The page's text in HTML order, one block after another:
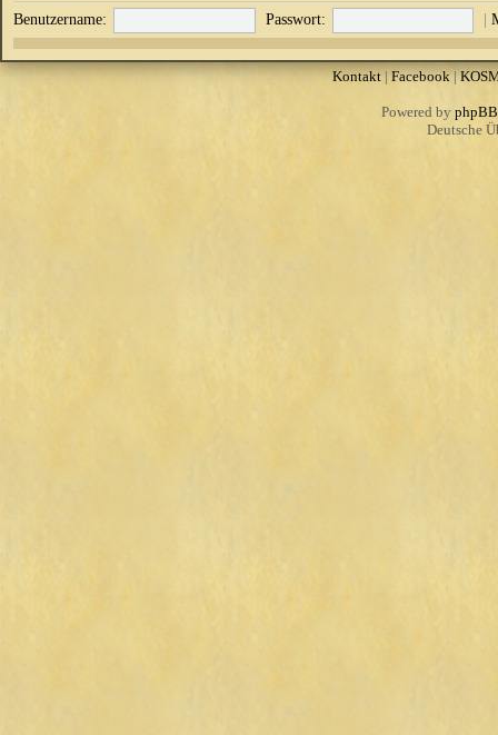
Benutzername: Passwort: |
Kontakt| Facebook|
Powered by phpBB
Deutsche